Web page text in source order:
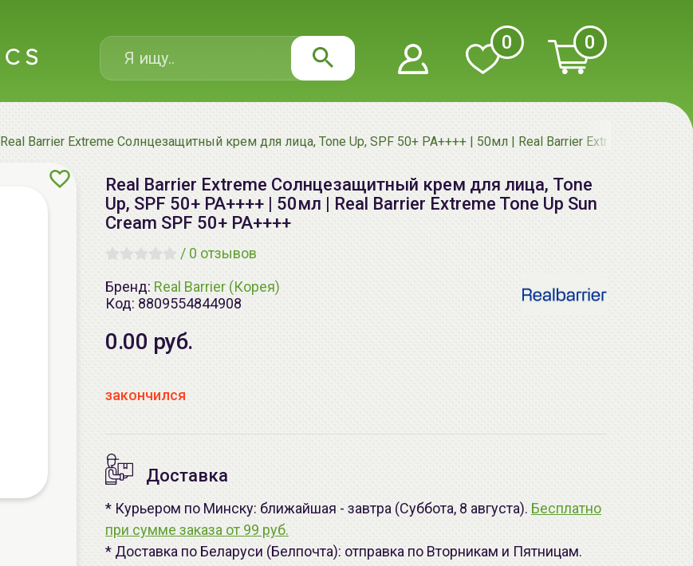
0 0
Real Barrier Extreme Солнцезащитный крем для лица, Tone Up, SPF 50+ PA++++ | 50мл | Real Barrier Extreme Tone Up
Real Barrier Extreme Солнцезащитный крем для лица, Tone
Up, SPF 50+ PA++++ | 50мл | Real Barrier Extreme Tone Up Sun
Cream SPF 50+ PA++++
/ 0 отзывов
Бренд: Real Barrier (Корея)
Код: 8809554844908
0.00 руб.
закончился
Доставка
* Курьером по Минску: ближайшая - завтра (Суббота, 8 августа). Бесплатно
при сумме заказа от 99 руб.
* Доставка по Беларуси (Белпочта): отправка по Вторникам и Пятницам.